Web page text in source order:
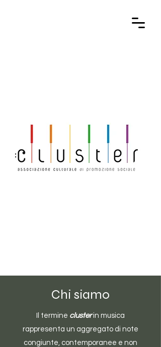
Chi siamo
Il termine clusterin musica
rappresenta un aggregato di note
congiunte, contemporanee e non